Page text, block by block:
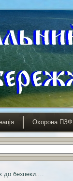
Охорона ПЗФ
до безпеки:…